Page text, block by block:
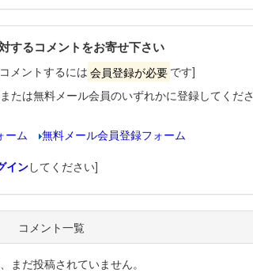
するコメントをお寄せ下さい
メントするには 会員登録が必要 です]
たは無料メール会員のいずれかに登録してくださ
ーム
無料メール会員登録フォーム
インしてください]
コメント一覧
まだ投稿されていません。